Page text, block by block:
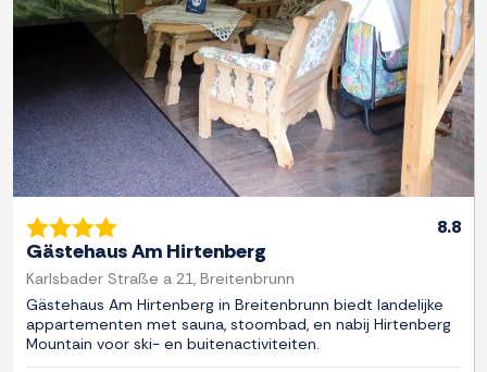
8.8
Gästehaus Am Hirtenberg
Karlsbader Straße a 21, Breitenbrunn
Gästehaus Am Hirtenberg in Breitenbrunn biedt landelijke
appartementen met sauna, stoombad, en nabij Hirtenberg
Mountain voor ski- en buitenactiviteiten.